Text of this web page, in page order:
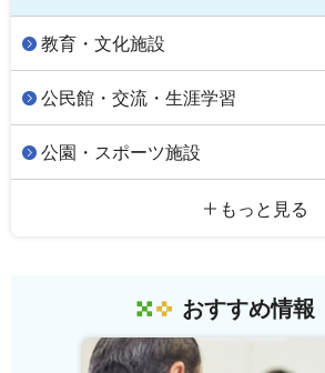
教育・文化施設
公民館・交流・生涯学習
公園・スポーツ施設
もっと見る
おすすめ情報